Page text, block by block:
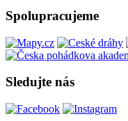
Spolupracujeme
Sledujte nás